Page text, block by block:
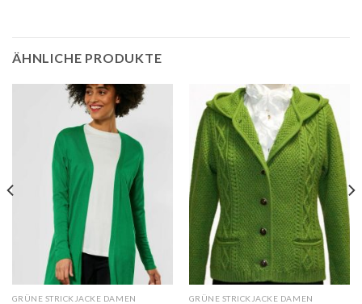
ÄHNLICHE PRODUKTE
GRÜNE STRICKJACKE DAMEN GRÜNE STRICKJACKE DAMEN